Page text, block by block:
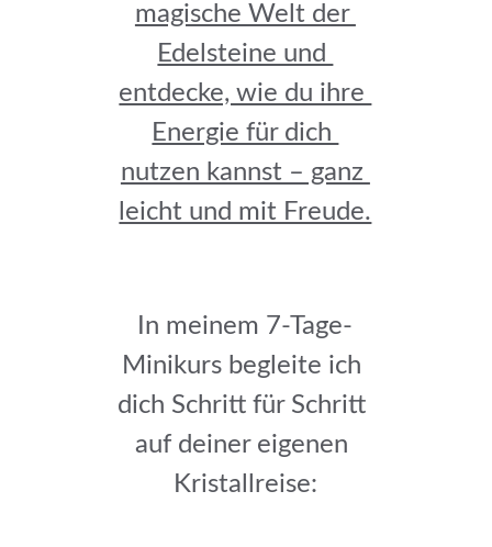
magische Welt der
Edelsteine und
entdecke, wie du ihre
Energie für dich
nutzen kannst – ganz
leicht und mit Freude.
In meinem 7-Tage-
Minikurs begleite ich
dich Schritt für Schritt
auf deiner eigenen
Kristallreise: